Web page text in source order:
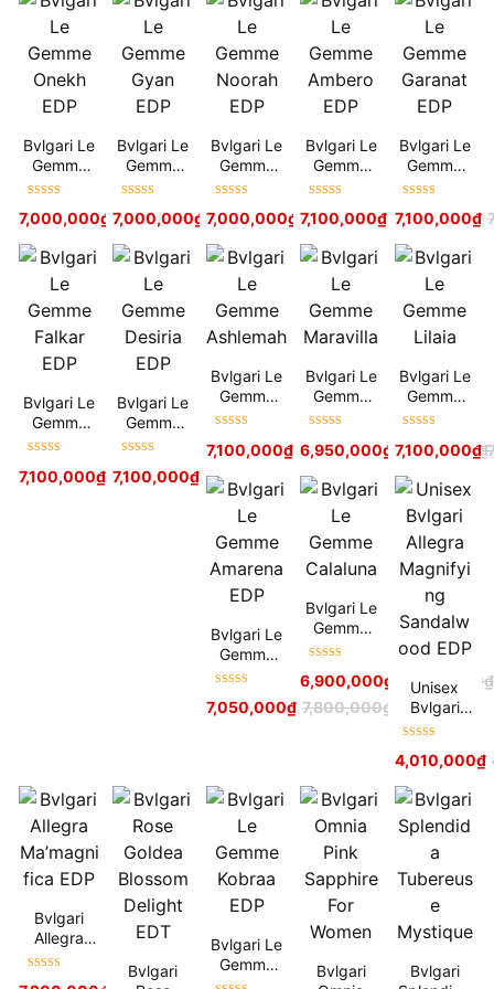
Bvlgari Le
Gemme
Onekh
hạng5sao 7,900,000₫
7,000,000₫
Bvlgari Le
Gemme
Gyan EDP
hạng5sao 7,900,000₫
7,000,000₫
Bvlgari Le
Gemme
Noorah
hạng5sao 7,500,000₫
7,000,000₫
Bvlgari Le
Gemme
Ambero
hạng5sao 7,900,000₫
7,100,000₫
Bvlgari Le
Gemme
Garanat
hạng5sao
7,100,000₫
Bvlgari Le
Gemme
Falkar EDP
hạng5sao 7,900,000₫
7,100,000₫
Bvlgari Le
Gemme
Desiria
hạng5sao 7,900,000
7,100,000₫
Bvlgari Le
Gemme
Ashlemah
hạng5sao 7,800,000₫
7,100,000₫
Bvlgari Le
Gemme
Maravilla
hạng5sao 7,900,000₫
6,950,000₫
Bvlgari Le
Gemme
Lilaia
hạng5sao
7,100,000₫
Bvlgari Le
Gemme
Amarena
hạng5sao 7,800,000₫
7,050,000₫
Bvlgari Le
Gemme
Calaluna
hạng5sao 8,000,000₫
6,900,000₫
Unisex
Bvlgari
Allegra
Sandalwoo
hạng5sao
4,010,000₫
Bvlgari
Allegra
Ma’magnifi
Bvlgari
Bvlgari Le
Gemme
Kobraa
Bvlgari
Bvlgari